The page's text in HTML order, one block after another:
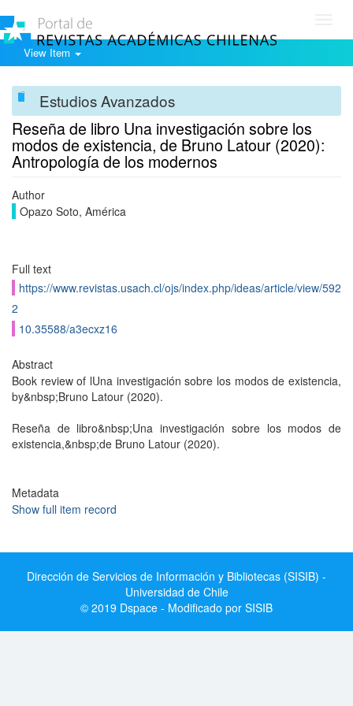
View Item
Estudios Avanzados
Reseña de libro Una investigación sobre los
modos de existencia, de Bruno Latour (2020):
Antropología de los modernos
Author
Opazo Soto, América
Full text
https://www.revistas.usach.cl/ojs/index.php/ideas/article/view/592
2
10.35588/a3ecxz16
Abstract
Book review of lUna investigación sobre los modos de existencia,
by&nbsp;Bruno Latour (2020).
Reseña de libro&nbsp;Una investigación sobre los modos de
existencia,&nbsp;de Bruno Latour (2020).
Metadata
Show full item record
Dirección de Servicios de Información y Bibliotecas (SISIB) -
Universidad de Chile
© 2019 Dspace - Modificado por SISIB